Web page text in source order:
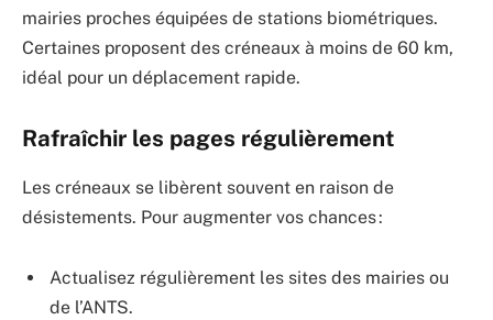
mairies proches équipées de stations biométriques.
Certaines proposent des créneaux à moins de 60 km,
idéal pour un déplacement rapide.
Rafraîchir les pages régulièrement
Les créneaux se libèrent souvent en raison de
désistements. Pour augmenter vos chances :
Actualisez régulièrement les sites des mairies ou
de l’ANTS.